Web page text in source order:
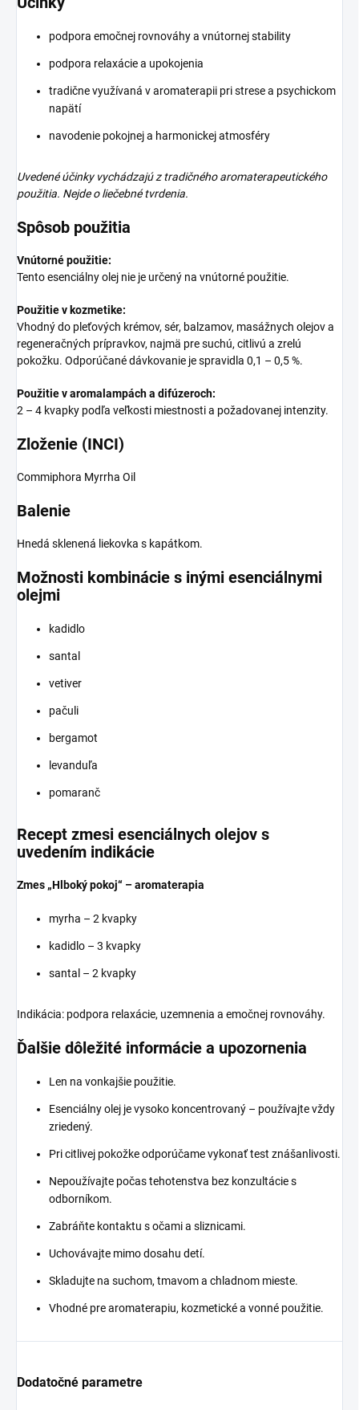
podpora emočnej rovnováhy a vnútornej stability
podpora relaxácie a upokojenia
tradične využívaná v aromaterapii pri strese a psychickom
napätí
navodenie pokojnej a harmonickej atmosféry
Uvedené účinky vychádzajú z tradičného aromaterapeutického
použitia. Nejde o liečebné tvrdenia.
Spôsob použitia
Vnútorné použitie:
Tento esenciálny olej nie je určený na vnútorné použitie.
Použitie v kozmetike:
Vhodný do pleťových krémov, sér, balzamov, masážnych olejov a
regeneračných prípravkov, najmä pre suchú, citlivú a zrelú
pokožku. Odporúčané dávkovanie je spravidla 0,1 – 0,5 %.
Použitie v aromalampách a difúzeroch:
2 – 4 kvapky podľa veľkosti miestnosti a požadovanej intenzity.
Zloženie (INCI)
Commiphora Myrrha Oil
Balenie
Hnedá sklenená liekovka s kapátkom.
Možnosti kombinácie s inými esenciálnymi
olejmi
kadidlo
santal
vetiver
pačuli
bergamot
levanduľa
pomaranč
Recept zmesi esenciálnych olejov s
uvedením indikácie
Zmes „Hlboký pokoj“ – aromaterapia
myrha – 2 kvapky
kadidlo – 3 kvapky
santal – 2 kvapky
Indikácia: podpora relaxácie, uzemnenia a emočnej rovnováhy.
Ďalšie dôležité informácie a upozornenia
Len na vonkajšie použitie.
Esenciálny olej je vysoko koncentrovaný – používajte vždy
zriedený.
Pri citlivej pokožke odporúčame vykonať test znášanlivosti.
Nepoužívajte počas tehotenstva bez konzultácie s
odborníkom.
Zabráňte kontaktu s očami a sliznicami.
Uchovávajte mimo dosahu detí.
Skladujte na suchom, tmavom a chladnom mieste.
Vhodné pre aromaterapiu, kozmetické a vonné použitie.
Dodatočné parametre